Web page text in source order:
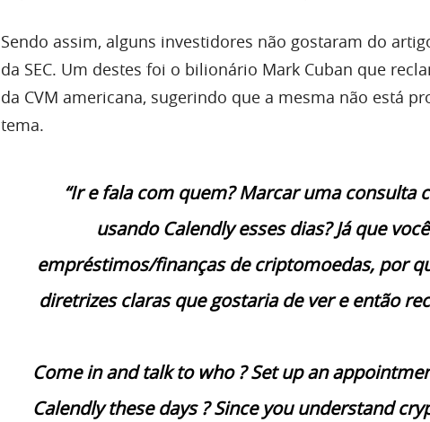
Sendo assim, alguns investidores não gostaram do
da SEC. Um destes foi o bilionário Mark Cuban que
da CVM americana, sugerindo que a mesma não está
tema.
“Ir e fala com quem? Marcar uma consulta
usando Calendly esses dias? Já que
empréstimos/finanças de criptomoedas, por
diretrizes claras que gostaria de ver e então
Come in and talk to who ? Set up an
Calendly these days ? Since you understand